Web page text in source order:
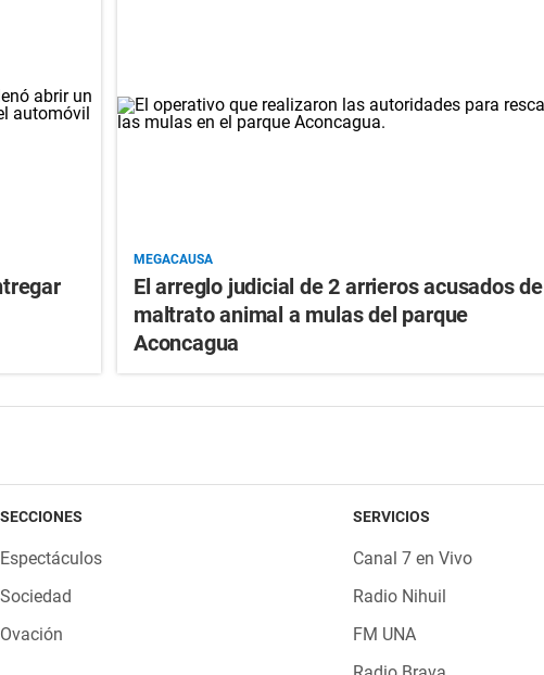
MEGACAUSA
El arreglo judicial de 2 arrieros acusados de
maltrato animal a mulas del parque
Aconcagua
SECCIONES
Espectáculos
Sociedad
Ovación
SERVICIOS
Canal 7 en Vivo
Radio Nihuil
FM UNA